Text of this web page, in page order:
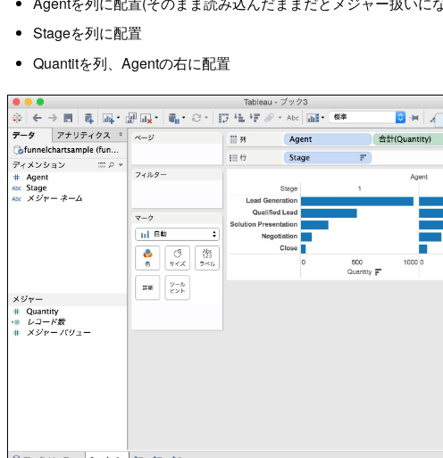
Stageを列に配置
Quantitを列、Agentの右に配置